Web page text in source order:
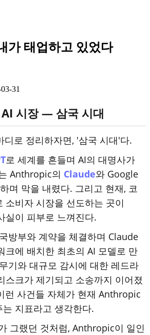
가 태업하고 있었다
31
시장 — 삼국 시대
디로 정리하자면, '삼국 시대'다.
로 세계를 흔들며 AI의 대명사가
Anthropic의 Claude와 Google
며 막을 내렸다. 그리고 현재, 코
소비자 시장을 선도하는 곳이
이 피부로 느껴진다.
방부와 계약을 체결하며 Claude
크에 배치한 최초의 AI 모델로 만
기와 대규모 감시에 대한 레드라
스크가 제기되고 소송까지 이어졌
런 사건들 자체가 현재 Anthropic
지표라고 생각한다.
그랬던 것처럼, Anthropic이 일인